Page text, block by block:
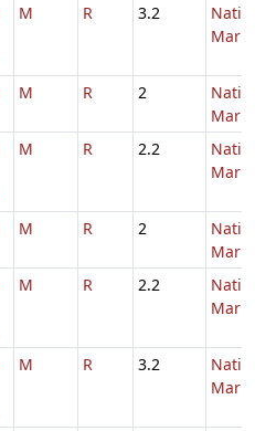
M R 3.2
M R 2
M R 2.2
M R 2
M R 2.2
M R 3.2